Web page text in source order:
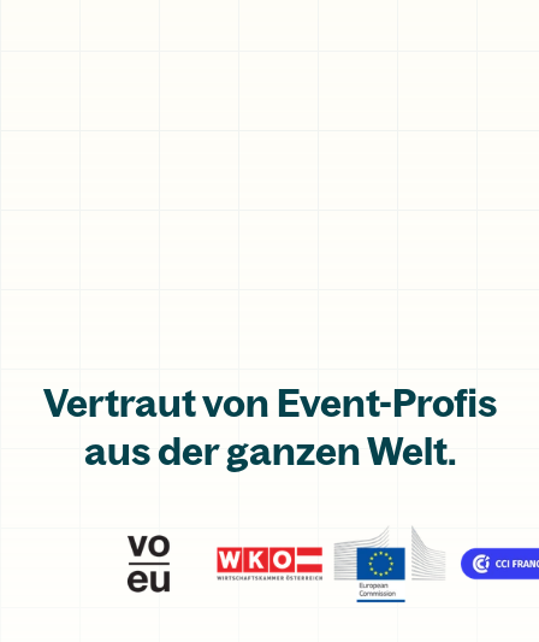
Vertraut von Event-Profis
aus der ganzen Welt.